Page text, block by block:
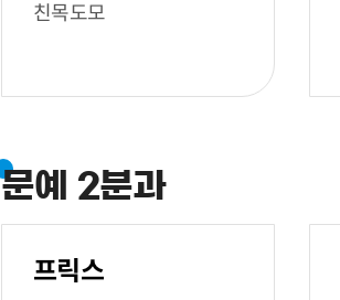
친목도모
문예 2분과
프릭스